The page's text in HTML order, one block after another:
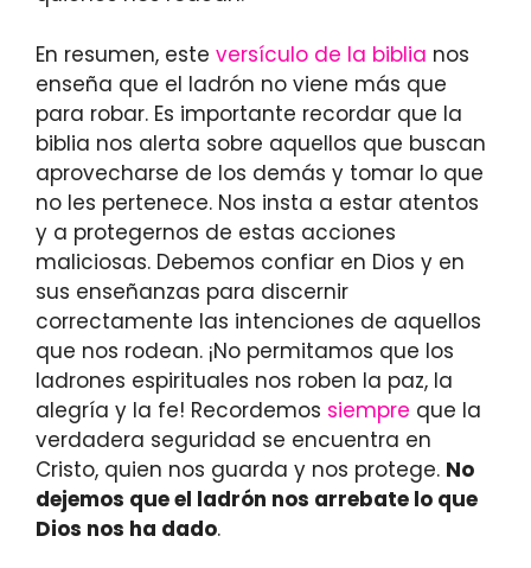
En resumen, este versículo de la biblia nos
enseña que el ladrón no viene más que
para robar. Es importante recordar que la
biblia nos alerta sobre aquellos que buscan
aprovecharse de los demás y tomar lo que
no les pertenece. Nos insta a estar atentos
y a protegernos de estas acciones
maliciosas. Debemos confiar en Dios y en
sus enseñanzas para discernir
correctamente las intenciones de aquellos
que nos rodean. ¡No permitamos que los
ladrones espirituales nos roben la paz, la
alegría y la fe! Recordemos siempre que la
verdadera seguridad se encuentra en
Cristo, quien nos guarda y nos protege. No
dejemos que el ladrón nos arrebate lo que
Dios nos ha dado.